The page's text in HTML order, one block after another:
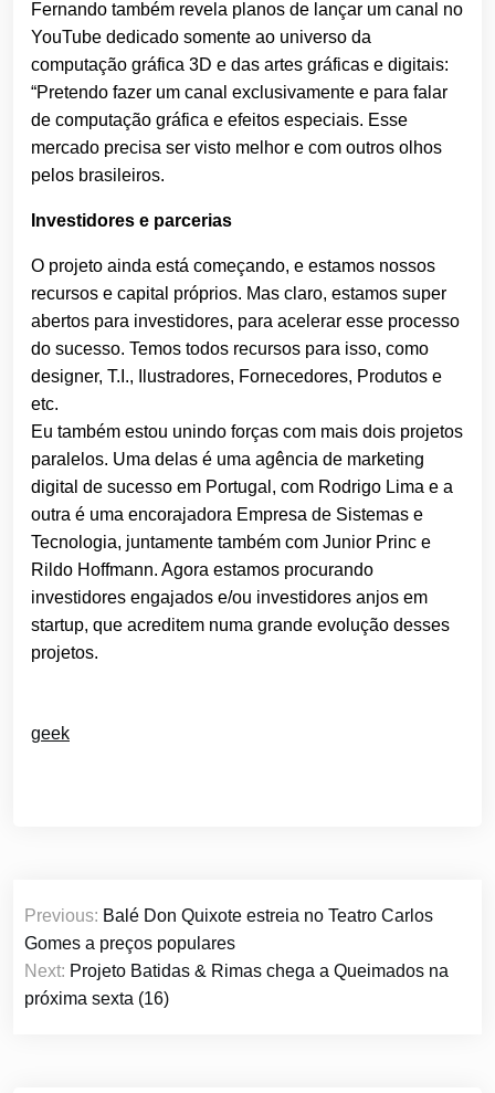
Fernando também revela planos de lançar um canal no
YouTube dedicado somente ao universo da
computação gráfica 3D e das artes gráficas e digitais:
“Pretendo fazer um canal exclusivamente e para falar
de computação gráfica e efeitos especiais. Esse
mercado precisa ser visto melhor e com outros olhos
pelos brasileiros.
Investidores e parcerias
O projeto ainda está começando, e estamos nossos
recursos e capital próprios. Mas claro, estamos super
abertos para investidores, para acelerar esse processo
do sucesso. Temos todos recursos para isso, como
designer, T.I., Ilustradores, Fornecedores, Produtos e
etc.
Eu também estou unindo forças com mais dois projetos
paralelos. Uma delas é uma agência de marketing
digital de sucesso em Portugal, com Rodrigo Lima e a
outra é uma encorajadora Empresa de Sistemas e
Tecnologia, juntamente também com Junior Princ e
Rildo Hoffmann. Agora estamos procurando
investidores engajados e/ou investidores anjos em
startup, que acreditem numa grande evolução desses
projetos.
geek
Navegação
de
Post
Previous: Balé Don Quixote estreia no Teatro Carlos
Gomes a preços populares
Next: Projeto Batidas & Rimas chega a Queimados na
próxima sexta (16)